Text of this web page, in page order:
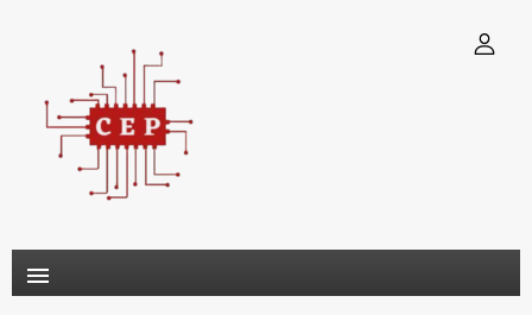

Connexion
You need to be logged in to save products in your wish list.